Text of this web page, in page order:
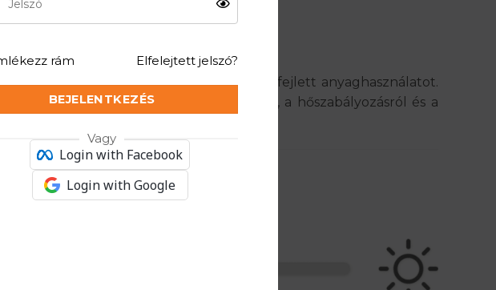
választani?
kombinálva a stílust, funkciót és fejlett anyaghasználatot.
arcmaszk gondoskodik a kényelemről, a hőszabályozásról és a
Ajánlott
rám Elfelejtett jelszó?
BEJELENTKEZÉS
Vagy
Login with Facebook
Login with Google